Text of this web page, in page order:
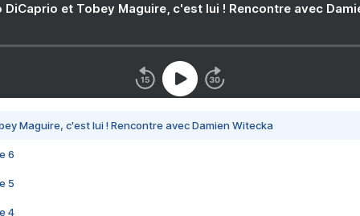
DiCaprio et Tobey Maguire, c'est lui ! Rencontre avec
Maguire, c'est lui ! Rencontre avec Damien Witecka
6
5
4